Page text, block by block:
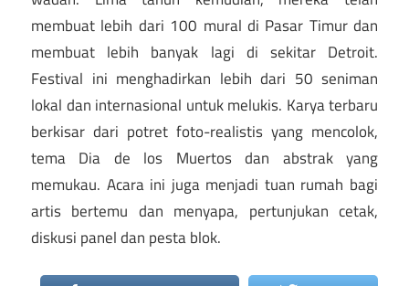
membuat lebih dari 100 mural di Pasar Timur dan
membuat lebih banyak lagi di sekitar Detroit.
Festival ini menghadirkan lebih dari 50 seniman
lokal dan internasional untuk melukis. Karya terbaru
berkisar dari potret foto-realistis yang mencolok,
tema Dia de los Muertos dan abstrak yang
memukau. Acara ini juga menjadi tuan rumah bagi
artis bertemu dan menyapa, pertunjukan cetak,
diskusi panel dan pesta blok.